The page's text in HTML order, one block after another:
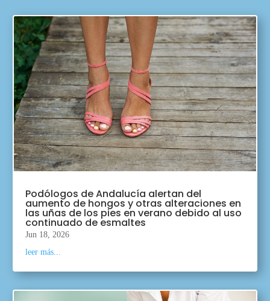
Podólogos de Andalucía alertan del
aumento de hongos y otras alteraciones en
las uñas de los pies en verano debido al uso
continuado de esmaltes
Jun 18, 2026
leer más...